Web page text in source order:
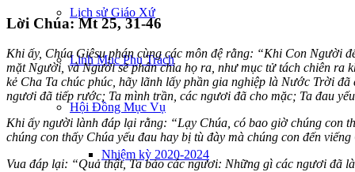
Lịch sử Giáo Xứ
Linh Mục Phụ Trách
Hội Đồng Mục Vụ
Nhiệm kỳ 2020-2024
Lời Chúa: Mt 25, 31-46
Khi ấy, Chúa Giêsu phán cùng các môn đệ rằng: “Khi Con Người
mặt Người, và Người sẽ phân chia họ ra, như mục tử tách chiên ra
kẻ Cha Ta chúc phúc, hãy lãnh lấy phần gia nghiệp là Nước Trời
ngươi đã tiếp rước; Ta mình trần, các ngươi đã cho mặc; Ta đau
Khi ấy người lành đáp lại rằng: “Lạy Chúa, có bao giờ chúng con
chúng con thấy Chúa yếu đau hay bị tù đày mà chúng con đến
Vua đáp lại: “Quả thật, Ta bảo các ngươi: Những gì các ngươi đã